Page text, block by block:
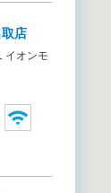
店
イオンモ